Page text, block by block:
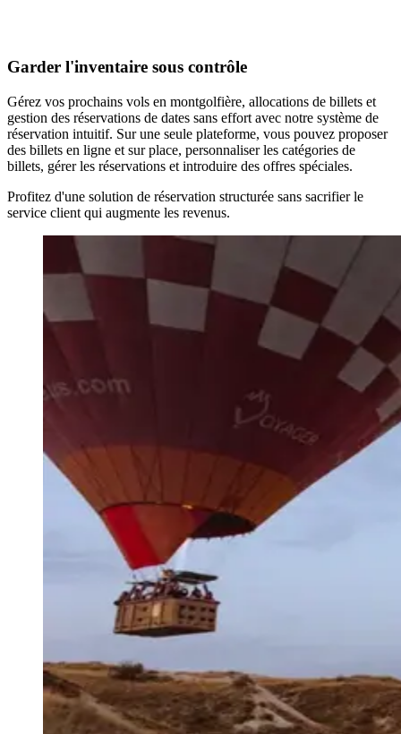
Garder l'inventaire sous contrôle
Gérez vos prochains vols en montgolfière, allocations de billets et
gestion des réservations de dates sans effort avec notre système de
réservation intuitif. Sur une seule plateforme, vous pouvez proposer
des billets en ligne et sur place, personnaliser les catégories de
billets, gérer les réservations et introduire des offres spéciales.
Profitez d'une solution de réservation structurée sans sacrifier le
service client qui augmente les revenus.